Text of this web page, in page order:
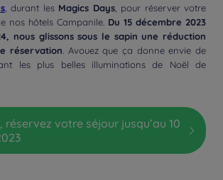
, durant les Magics Days, pour réserver votre
nos hôtels Campanile. Du 15 décembre 2023
nous glissons sous le sapin une réduction
réservation . Avouez que ça donne envie de
les plus belles illuminations de Noël de
réservez votre séjour jusqu’au 10